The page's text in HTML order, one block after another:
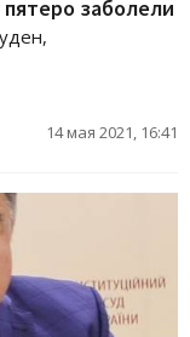
заболели
14 мая 2021, 16:41